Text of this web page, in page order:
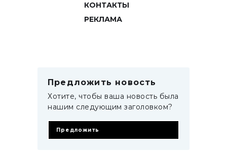
КОНТАКТЫ
РЕКЛАМА
Предложить новость
Хотите, чтобы ваша новость была
нашим следующим заголовком?
Предложить